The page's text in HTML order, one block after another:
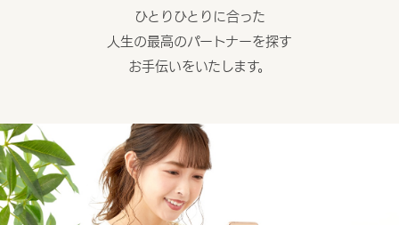
ひとりひとりに合った
人生の最高のパートナーを探す
お手伝いをいたします。